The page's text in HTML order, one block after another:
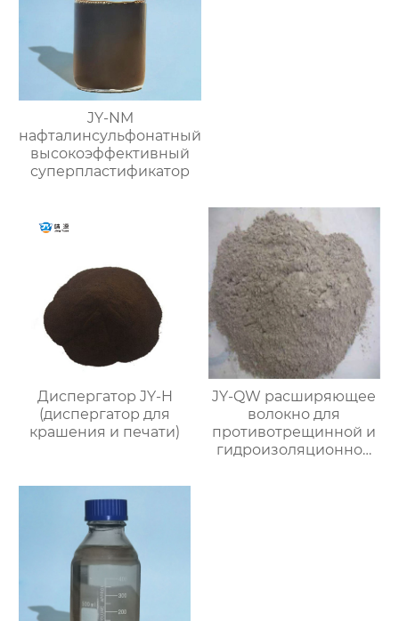
JY-NM
нафталинсульфонатный
высокоэффективный
суперпластификатор
Диспергатор JY-H
(диспергатор для
крашения и печати)
JY-QW расширяющее
волокно для
противотрещинной и
гидроизоляционной